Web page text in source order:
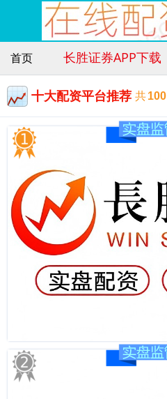
首页 长胜证券APP下载
十大配资平台推荐 共100